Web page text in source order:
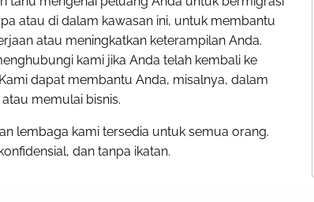
atau di dalam kawasan ini, untuk membantu
atau meningkatkan keterampilan Anda.
kami jika Anda telah kembali ke
dapat membantu Anda, misalnya, dalam
memulai bisnis.
lembaga kami tersedia untuk semua orang.
dan tanpa ikatan.